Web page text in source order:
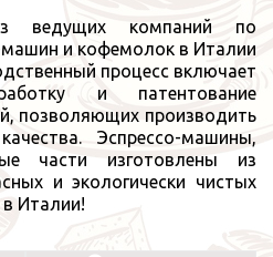
компаний по
машин и кофемолок в Италии
процесс включает
и патентование
позволяющих производить
Эспрессо-машины,
части изготовлены из
и экологически чистых
Италии!